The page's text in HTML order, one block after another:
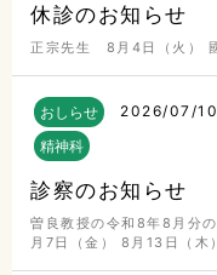
休診のお知らせ
正宗先生 8月4日（火）
おしらせ
精神科
2026 07/10
診察のお知らせ
曽良教授の令和8年8月分
月7日（金） 8月13日（木